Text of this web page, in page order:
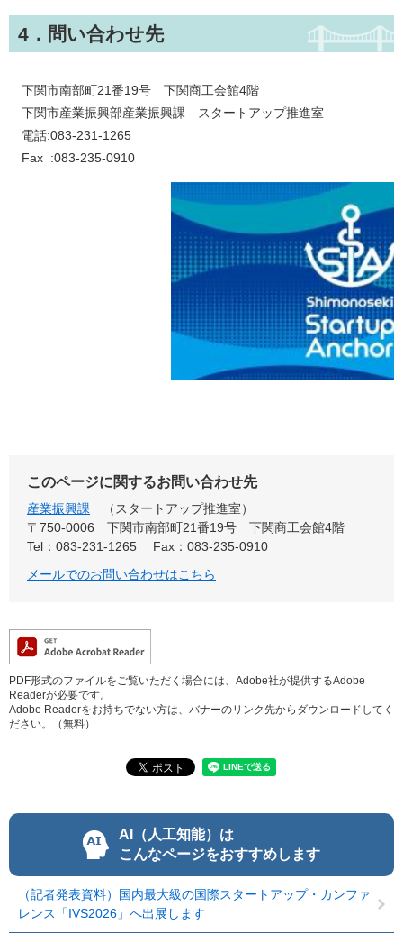
4．問い合わせ先
下関市南部町21番19号 下関商工会館4階
下関市産業振興部産業振興課 スタートアップ推進室
電話:083-231-1265
Fax :083-235-0910
このページに関するお問い合わせ先
産業振興課
スタートアップ推進室
〒750-0006
下関市南部町21番19号 下関商工会館4階
Tel：083-231-1265
Fax：083-235-0910
メールでのお問い合わせはこちら
PDF形式のファイルをご覧いただく場合には、Adobe社が提供するAdobe
Readerが必要です。
Adobe Readerをお持ちでない方は、バナーのリンク先からダウンロードしてく
ださい。（無料）
AI（人工知能）は
こんなページをおすすめします
（記者発表資料）国内最大級の国際スタートアップ・カンファ
レンス「IVS2026」へ出展します